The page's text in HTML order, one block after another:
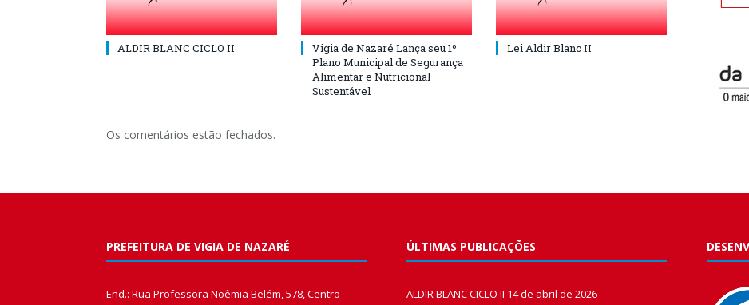
ALDIR BLANC CICLO II
Vigia de Nazaré Lança seu 1º
Plano Municipal de Segurança
Alimentar e Nutricional
Sustentável
Lei Aldir Blanc II
Os comentários estão fechados.
PREFEITURA DE VIGIA DE NAZARÉ
End.: Rua Professora Noêmia Belém, 578, Centro
ÚLTIMAS PUBLICAÇÕES
ALDIR BLANC CICLO II 14 de abril de 2026